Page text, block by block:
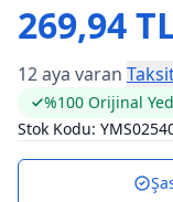
269,94
12 aya varan
%100 Orijinal
Stok Kodu: